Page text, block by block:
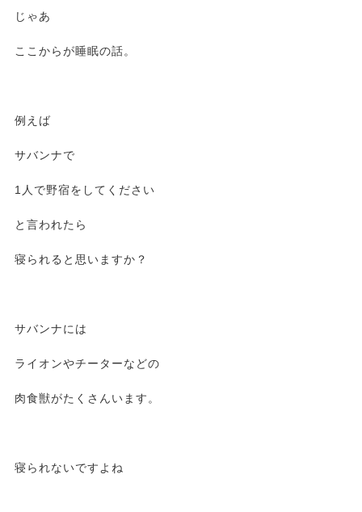
じゃあ
ここからが睡眠の話。
例えば
サバンナで
1人で野宿をしてください
と言われたら
寝られると思いますか？
サバンナには
ライオンやチーターなどの
肉食獣がたくさんいます。
寝られないですよね